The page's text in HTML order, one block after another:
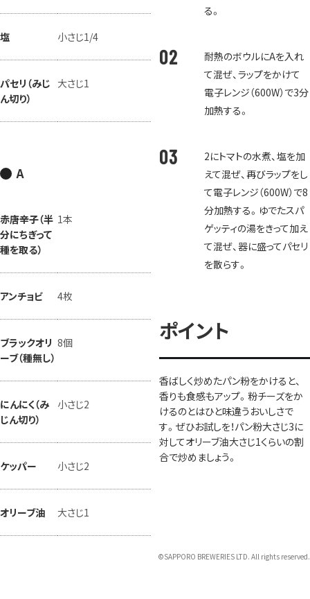
塩 小さじ1/4
パセリ（みじ
ん切り）
大さじ1
A
赤唐辛子（半
分にちぎって
種を取る）
1本
アンチョビ 4枚
ブラックオリ
ーブ（種無し）
8個
にんにく（み
じん切り）
小さじ2
ケッパー 小さじ2
オリーブ油 大さじ1
る。
耐熱のボウルにAを入れ
て混ぜ、ラップをかけて
電子レンジ（600W）で3分
加熱する。
2にトマトの水煮、塩を加
えて混ぜ、再びラップをし
て電子レンジ（600W）で8
分加熱する。ゆでたスパ
ゲッティの湯をきって加え
て混ぜ、器に盛ってパセリ
を散らす。
ポイント
香ばしく炒めたパン粉をかけると、
香りも食感もアップ。粉チーズをか
けるのとはひと味違うおいしさで
す。ぜひお試しを！パン粉大さじ3に
対してオリーブ油大さじ1くらいの割
合で炒めましょう。
©SAPPORO BREWERIES LTD. All rights reserved.